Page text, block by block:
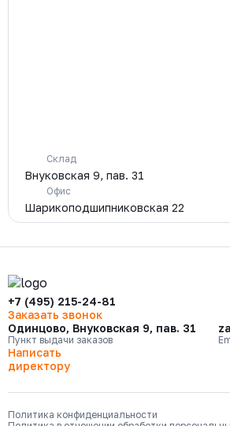
Склад
Внуковская 9, пав. 31
Офис
Шарикоподшипниковская 22
+7 (495) 215-24-81
Заказать звонок
Одинцово, Внуковская 9, пав. 31
Пункт выдачи заказов
Написать
директору
Политика конфиденциальности